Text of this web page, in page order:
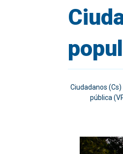
Ciudadanos
pública